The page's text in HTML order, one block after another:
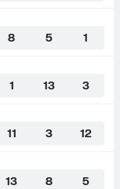
8 5 1
1 13 3
11 3 12
13 8 5